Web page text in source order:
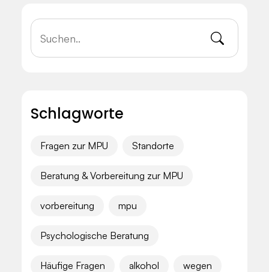
Schlagworte
Fragen zur MPU Standorte
Beratung & Vorbereitung zur MPU
vorbereitung mpu
Psychologische Beratung
Häufige Fragen alkohol wegen